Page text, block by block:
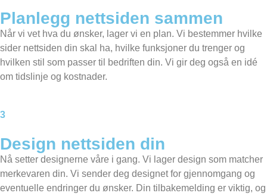
Planlegg nettsiden sammen​
Når vi vet hva du ønsker, lager vi en plan. Vi bestemmer hvilke
sider nettsiden din skal ha, hvilke funksjoner du trenger og
hvilken stil som passer til bedriften din. Vi gir deg også en idé
om tidslinje og kostnader.
3
Design nettsiden din
Nå setter designerne våre i gang. Vi lager design som matcher
merkevaren din. Vi sender deg designet for gjennomgang og
eventuelle endringer du ønsker. Din tilbakemelding er viktig, og